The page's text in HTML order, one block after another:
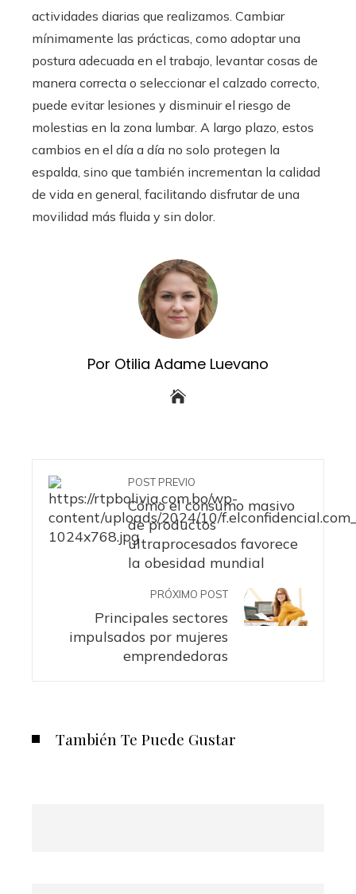
actividades diarias que realizamos. Cambiar
mínimamente las prácticas, como adoptar una
postura adecuada en el trabajo, levantar cosas de
manera correcta o seleccionar el calzado correcto,
puede evitar lesiones y disminuir el riesgo de
molestias en la zona lumbar. A largo plazo, estos
cambios en el día a día no solo protegen la
espalda, sino que también incrementan la calidad
de vida en general, facilitando disfrutar de una
movilidad más fluida y sin dolor.
Por Otilia Adame Luevano
POST PREVIO
Cómo el consumo masivo
de productos
ultraprocesados favorece
la obesidad mundial
PRÓXIMO POST
Principales sectores
impulsados por mujeres
emprendedoras
También Te Puede Gustar